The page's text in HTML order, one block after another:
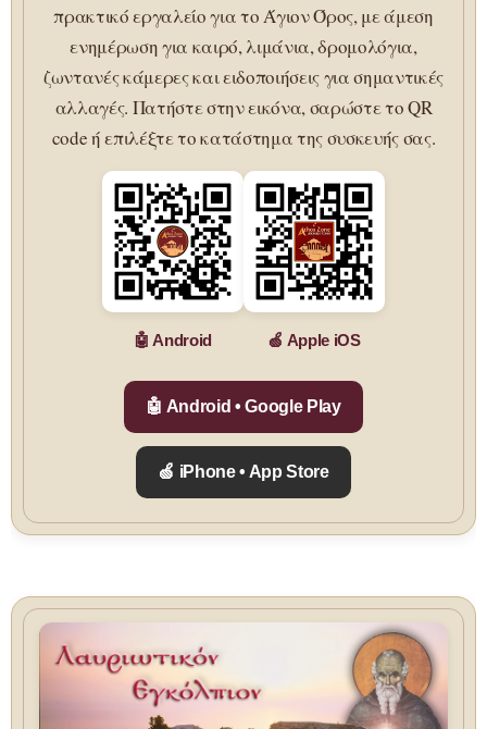
πρακτικό εργαλείο για το Άγιον Όρος, με άμεση
ενημέρωση για καιρό, λιμάνια, δρομολόγια,
ζωντανές κάμερες και ειδοποιήσεις για σημαντικές
αλλαγές. Πατήστε στην εικόνα, σαρώστε το QR
code ή επιλέξτε το κατάστημα της συσκευής σας.
🤖 Android 🍏 Apple iOS
🤖 Android • Google Play
🍏 iPhone • App Store